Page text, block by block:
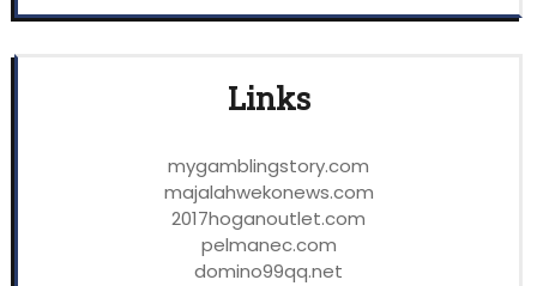
Links
mygamblingstory.com
majalahwekonews.com
2017hoganoutlet.com
pelmanec.com
domino99qq.net